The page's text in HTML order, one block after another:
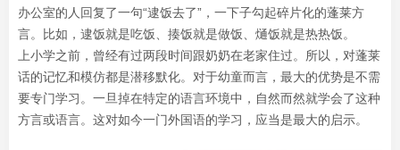
办公室的人回复了一句“逮饭去了”，一下子勾起碎片化的蓬莱方
言。比如，逮饭就是吃饭、揍饭就是做饭、熥饭就是热热饭。
上小学之前，曾经有过两段时间跟奶奶在老家住过。所以，对蓬莱
话的记忆和模仿都是潜移默化。对于幼童而言，最大的优势是不需
要专门学习。一旦掉在特定的语言环境中，自然而然就学会了这种
方言或语言。这对如今一门外国语的学习，应当是最大的启示。